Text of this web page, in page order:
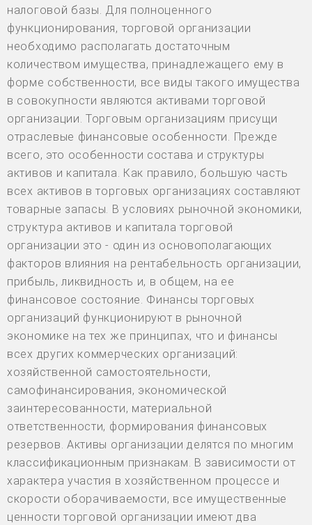
налоговой базы. Для полноценного
функционирования, торговой организации
необходимо располагать достаточным
количеством имущества, принадлежащего ему в
форме собственности, все виды такого имущества
в совокупности являются активами торговой
организации. Торговым организациям присущи
отраслевые финансовые особенности. Прежде
всего, это особенности состава и структуры
активов и капитала. Как правило, большую часть
всех активов в торговых организациях составляют
товарные запасы. В условиях рыночной экономики,
структура активов и капитала торговой
организации это - один из основополагающих
факторов влияния на рентабельность организации,
прибыль, ликвидность и, в общем, на ее
финансовое состояние. Финансы торговых
организаций функционируют в рыночной
экономике на тех же принципах, что и финансы
всех других коммерческих организаций:
хозяйственной самостоятельности,
самофинансирования, экономической
заинтересованности, материальной
ответственности, формирования финансовых
резервов. Активы организации делятся по многим
классификационным признакам. В зависимости от
характера участия в хозяйственном процессе и
скорости оборачиваемости, все имущественные
ценности торговой организации имеют два